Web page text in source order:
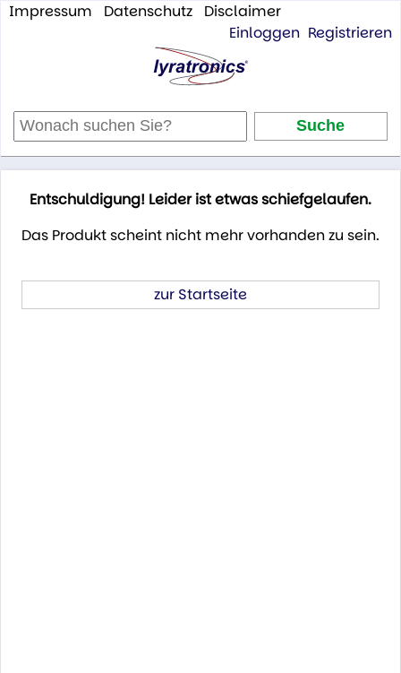
Impressum Datenschutz
Disclaimer
Einloggen Registrieren
Entschuldigung! Leider ist etwas schiefgelaufen.
Das Produkt scheint nicht mehr vorhanden zu sein.
zur Startseite